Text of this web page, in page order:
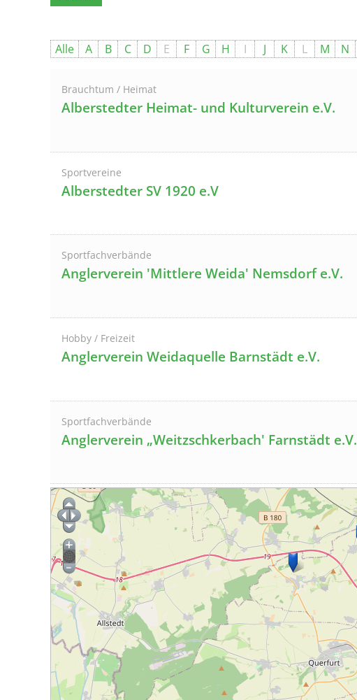
Alle A B C D E F G H I J K L M N
Brauchtum / Heimat
Alberstedter Heimat- und Kulturverein e.V.
Sportvereine
Alberstedter SV 1920 e.V
Sportfachverbände
Anglerverein 'Mittlere Weida' Nemsdorf e.V.
Hobby / Freizeit
Anglerverein Weidaquelle Barnstädt e.V.
Sportfachverbände
Anglerverein „Weitzschkerbach' Farnstädt e.V.